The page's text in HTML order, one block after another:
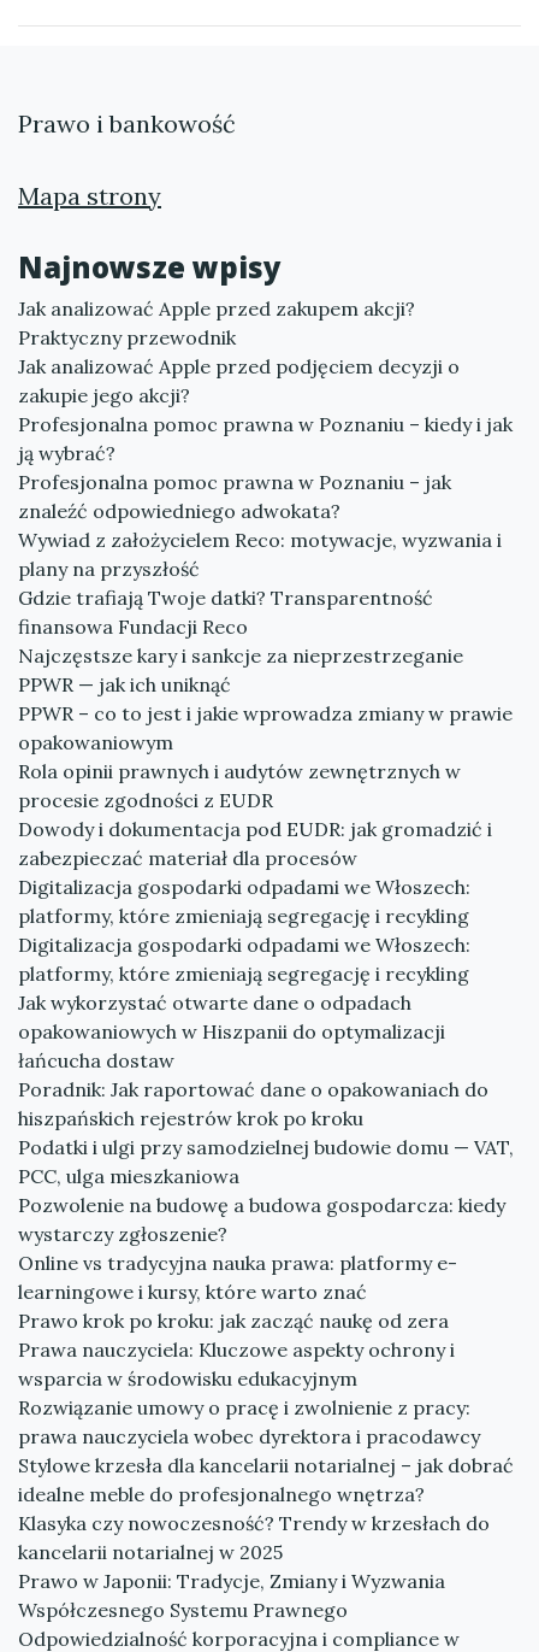
Prawo i bankowość
Mapa strony
Najnowsze wpisy
Jak analizować Apple przed zakupem akcji?
Praktyczny przewodnik
Jak analizować Apple przed podjęciem decyzji o
zakupie jego akcji?
Profesjonalna pomoc prawna w Poznaniu – kiedy i jak
ją wybrać?
Profesjonalna pomoc prawna w Poznaniu – jak
znaleźć odpowiedniego adwokata?
Wywiad z założycielem Reco: motywacje, wyzwania i
plany na przyszłość
Gdzie trafiają Twoje datki? Transparentność
finansowa Fundacji Reco
Najczęstsze kary i sankcje za nieprzestrzeganie
PPWR — jak ich uniknąć
PPWR – co to jest i jakie wprowadza zmiany w prawie
opakowaniowym
Rola opinii prawnych i audytów zewnętrznych w
procesie zgodności z EUDR
Dowody i dokumentacja pod EUDR: jak gromadzić i
zabezpieczać materiał dla procesów
Digitalizacja gospodarki odpadami we Włoszech:
platformy, które zmieniają segregację i recykling
Digitalizacja gospodarki odpadami we Włoszech:
platformy, które zmieniają segregację i recykling
Jak wykorzystać otwarte dane o odpadach
opakowaniowych w Hiszpanii do optymalizacji
łańcucha dostaw
Poradnik: Jak raportować dane o opakowaniach do
hiszpańskich rejestrów krok po kroku
Podatki i ulgi przy samodzielnej budowie domu — VAT,
PCC, ulga mieszkaniowa
Pozwolenie na budowę a budowa gospodarcza: kiedy
wystarczy zgłoszenie?
Online vs tradycyjna nauka prawa: platformy e-
learningowe i kursy, które warto znać
Prawo krok po kroku: jak zacząć naukę od zera
Prawa nauczyciela: Kluczowe aspekty ochrony i
wsparcia w środowisku edukacyjnym
Rozwiązanie umowy o pracę i zwolnienie z pracy:
prawa nauczyciela wobec dyrektora i pracodawcy
Stylowe krzesła dla kancelarii notarialnej – jak dobrać
idealne meble do profesjonalnego wnętrza?
Klasyka czy nowoczesność? Trendy w krzesłach do
kancelarii notarialnej w 2025
Prawo w Japonii: Tradycje, Zmiany i Wyzwania
Współczesnego Systemu Prawnego
Odpowiedzialność korporacyjna i compliance w